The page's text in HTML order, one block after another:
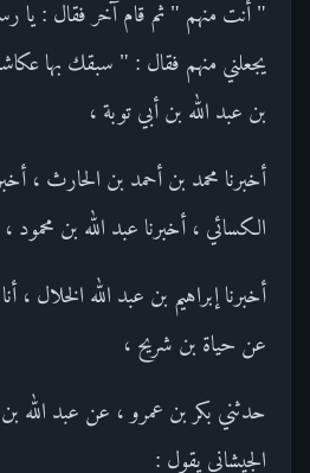
" أنت منهم " ثم قام آخر فقال : يا
يجعلني منهم فقال : " سبقك بها عكاشة
بن عبد الله بن أبي توبة ،
أخبرنا محمد بن أحمد بن الحارث ،
الكسائي ، أخبرنا عبد الله بن محمود ،
أخبرنا إبراهيم بن عبد الله الخلال ،
عن حياة بن شريح ،
حدثني بكر بن عمرو ، عن عبد الله بن
الجيشاني يقول :